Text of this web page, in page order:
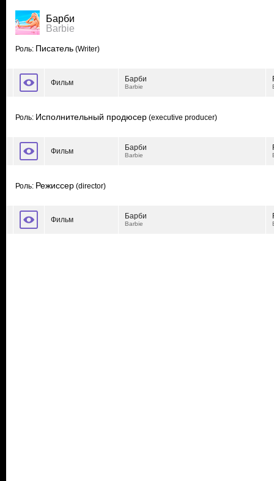
Барби
Barbie
Роль: Писатель (Writer)
Фильм Барби
Barbie
Роль: Исполнительный продюсер (executive producer)
Фильм Барби
Barbie
Роль: Режиссер (director)
Фильм Барби
Barbie